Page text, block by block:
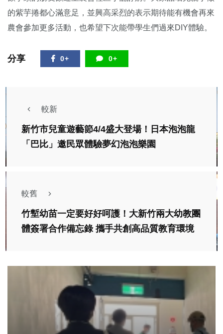
的紫芋捲都心滿意足，並興高采烈的表示期待能有機會再來
農會參加更多活動，也希望下次能帶學生們過來DIY體驗。
分享 0+ 0+
較新
新竹市兒童遊藝節4/4盛大登場！日本泡泡龍
「巴比」邀民眾體驗夢幻泡泡樂園
較舊
竹塹幼苗一定要好好呵護！大新竹兩大幼教團
體簽署合作備忘錄 攜手共創高品質教育環境